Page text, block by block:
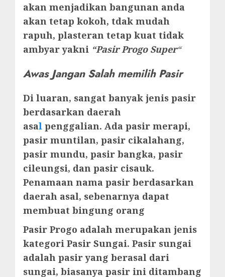
akan menjadikan bangunan anda
akan tetap kokoh, tdak mudah
rapuh, plasteran tetap kuat tidak
ambyar yakni “Pasir Progo Super“
Awas Jangan Salah memilih Pasir
Di luaran, sangat banyak jenis pasir
berdasarkan daerah
asal penggalian. Ada pasir merapi,
pasir muntilan, pasir cikalahang,
pasir mundu, pasir bangka, pasir
cileungsi, dan pasir cisauk.
Penamaan nama pasir berdasarkan
daerah asal, sebenarnya dapat
membuat bingung orang
Pasir Progo adalah merupakan jenis
kategori Pasir Sungai. Pasir sungai
adalah pasir yang berasal dari
sungai, biasanya pasir ini ditambang